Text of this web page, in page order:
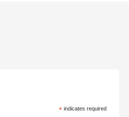
* indicates required